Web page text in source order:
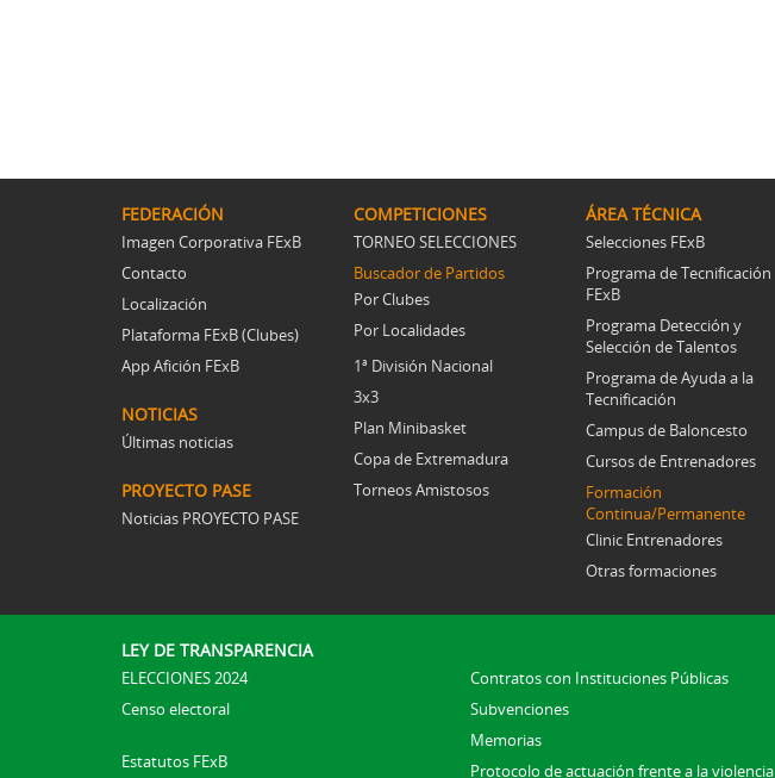
FEDERACIÓN
Imagen Corporativa FExB
Contacto
Localización
Plataforma FExB (Clubes)
App Afición FExB
NOTICIAS
Últimas noticias
PROYECTO PASE
Noticias PROYECTO PASE
COMPETICIONES
TORNEO SELECCIONES
Buscador de Partidos
Por Clubes
Por Localidades
1ª División Nacional
3x3
Plan Minibasket
Copa de Extremadura
Torneos Amistosos
ÁREA TÉCNICA
Selecciones FExB
Programa de Tecnificación
FExB
Programa Detección y
Selección de Talentos
Programa de Ayuda a la
Tecnificación
Campus de Baloncesto
Cursos de Entrenadores
Formación
Continua/Permanente
Clinic Entrenadores
Otras formaciones
LEY DE TRANSPARENCIA
ELECCIONES 2024
Censo electoral
Estatutos FExB
Contratos con Instituciones Públicas
Subvenciones
Memorias
Protocolo de actuación frente a la violencia